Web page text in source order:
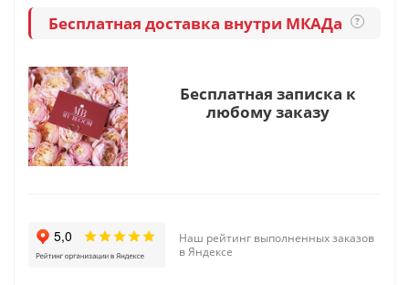
Бесплатная доставка внутри МКАДа ?
Бесплатная записка к
любому заказу
Наш рейтинг выполненных заказов
в Яндексе